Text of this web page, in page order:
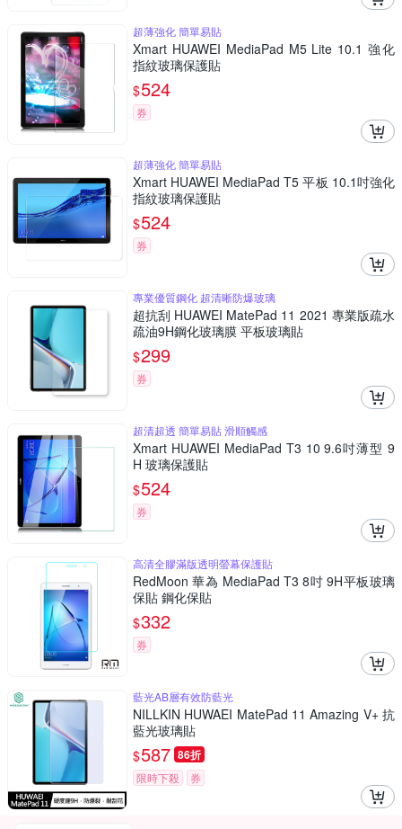
超薄強化 簡單易貼
Xmart HUAWEI MediaPad M5 Lite 10.1 強化
指紋玻璃保護貼
$524
券
超薄強化 簡單易貼
Xmart HUAWEI MediaPad T5 平板 10.1吋強化
指紋玻璃保護貼
$524
券
專業優質鋼化 超清晰防爆玻璃
超抗刮 HUAWEI MatePad 11 2021 專業版疏水
疏油9H鋼化玻璃膜 平板玻璃貼
$299
券
超清超透 簡單易貼 滑順觸感
Xmart HUAWEI MediaPad T3 10 9.6吋薄型 9
H 玻璃保護貼
$524
券
高清全膠滿版透明螢幕保護貼
RedMoon 華為 MediaPad T3 8吋 9H平板玻璃
保貼 鋼化保貼
$332
券
藍光AB層有效防藍光
NILLKIN HUWAEI MatePad 11 Amazing V+ 抗
藍光玻璃貼
$587 86折
限時下殺 券